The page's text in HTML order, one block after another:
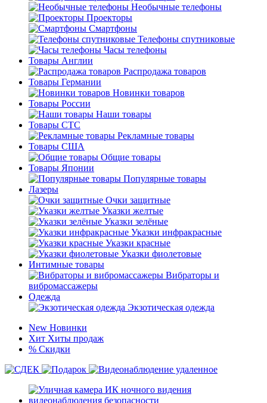
Необычные телефоны
Проекторы
Смартфоны
Телефоны спутниковые
Часы телефоны
Товары Англии
Распродажа товаров
Товары Германии
Новинки товаров
Товары России
Наши товары
Товары СТС
Рекламные товары
Товары США
Общие товары
Товары Японии
Популярные товары
Лазеры
Очки защитные
Указки желтые
Указки зелёные
Указки инфракрасные
Указки красные
Указки фиолетовые
Интимные товары
Вибраторы и
вибромассажеры
Одежда
Экзотическая одежда
New Новинки
Хит Хиты продаж
% Скидки